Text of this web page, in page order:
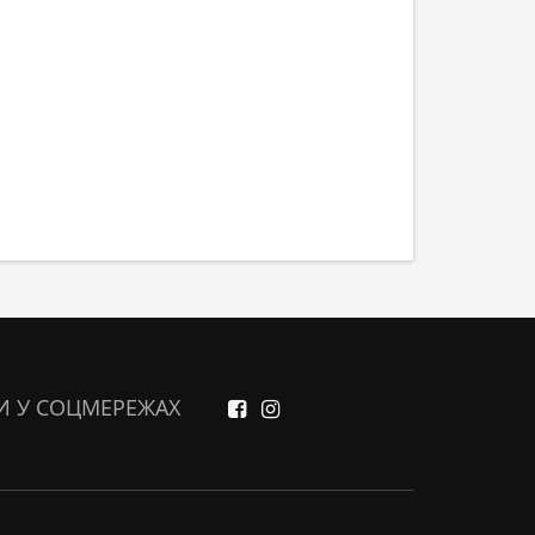
У СОЦМЕРЕЖАХ